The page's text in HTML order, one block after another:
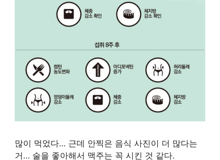
많이 먹었다… 근데 안찍은 음식 사진이 더 많다는
거… 술을 좋아해서 맥주는 꼭 시킨 것 같다.